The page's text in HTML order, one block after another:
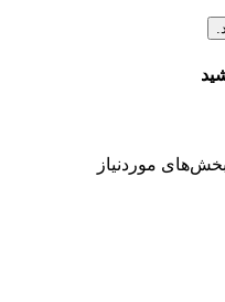
بخش‌های موردنیاز